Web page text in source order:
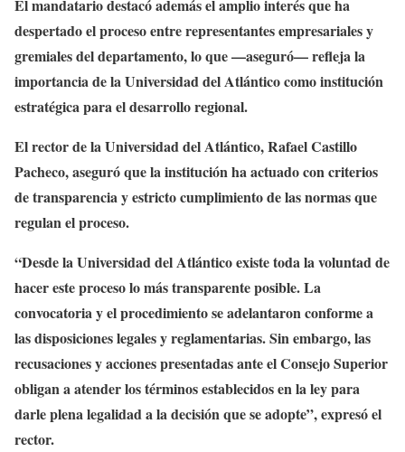
El mandatario destacó además el amplio interés que ha
despertado el proceso entre representantes empresariales y
gremiales del departamento, lo que —aseguró— refleja la
importancia de la Universidad del Atlántico como institución
estratégica para el desarrollo regional.
El rector de la Universidad del Atlántico, Rafael Castillo
Pacheco, aseguró que la institución ha actuado con criterios
de transparencia y estricto cumplimiento de las normas que
regulan el proceso.
“Desde la Universidad del Atlántico existe toda la voluntad de
hacer este proceso lo más transparente posible. La
convocatoria y el procedimiento se adelantaron conforme a
las disposiciones legales y reglamentarias. Sin embargo, las
recusaciones y acciones presentadas ante el Consejo Superior
obligan a atender los términos establecidos en la ley para
darle plena legalidad a la decisión que se adopte”, expresó el
rector.